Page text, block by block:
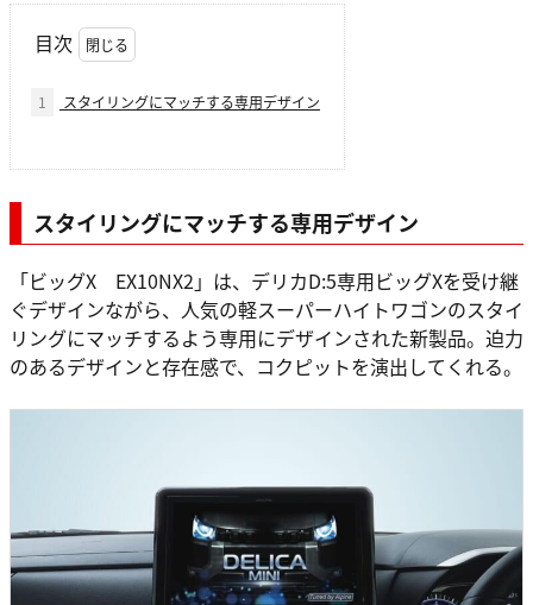
目次
1 スタイリングにマッチする専用デザイン
スタイリングにマッチする専用デザイン
「ビッグX EX10NX2」は、デリカD:5専用ビッグXを受け継
ぐデザインながら、人気の軽スーパーハイトワゴンのスタイ
リングにマッチするよう専用にデザインされた新製品。迫力
のあるデザインと存在感で、コクピットを演出してくれる。